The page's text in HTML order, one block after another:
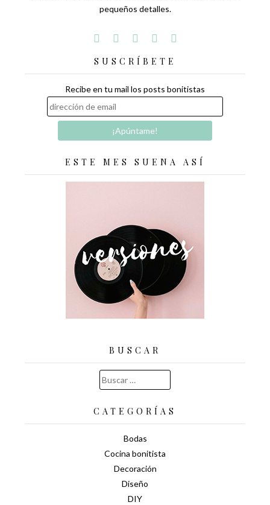
pequeños detalles.
SUSCRÍBETE
Recibe en tu mail los posts bonitistas
ESTE MES SUENA ASÍ
BUSCAR
Buscar:
CATEGORÍAS
Bodas
Cocina bonitista
Decoración
Diseño
DIY